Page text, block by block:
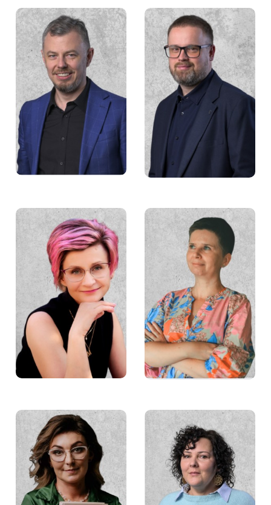
Paweł Czapliński Michał Czapiewski
Małgorzata Lipińska Marta Więch
Barbara Płaczek Małgorzata Guz